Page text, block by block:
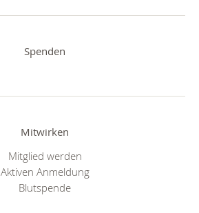
Spenden
Mitwirken
Mitglied werden
Aktiven Anmeldung
Blutspende